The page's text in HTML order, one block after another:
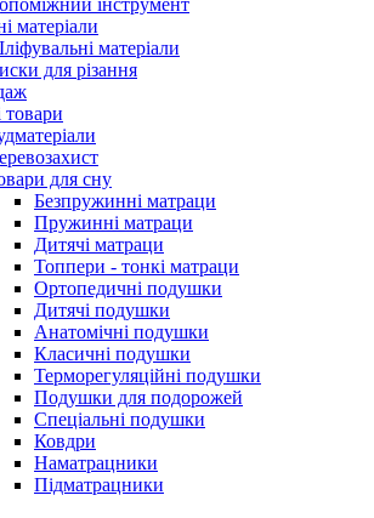
інструмент
матеріали
матеріали
для різання
товари
для сну
Безпружинні матраци
Пружинні матраци
Дитячі матраци
Топпери - тонкі матраци
Ортопедичні подушки
Дитячі подушки
Анатомічні подушки
Класичні подушки
Терморегуляційні подушки
Подушки для подорожей
Спеціальні подушки
Ковдри
Наматрацники
Підматрацники